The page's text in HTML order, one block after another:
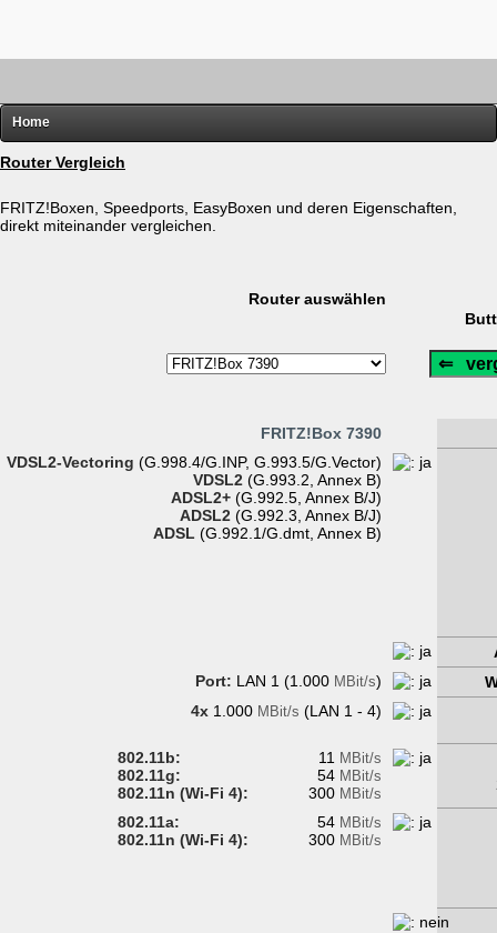
Home
FRITZ!
Hardware
Router Vergleich
FRITZ!Boxen, Speedports, EasyBoxen und deren Eigenschaften,
direkt miteinander vergleichen.
Router auswählen
FRITZ!Box 7390
VDSL2-Vectoring (G.998.4/G.INP, G.993.5/G.Vector)
VDSL2 (G.993.2, Annex B)
ADSL2+ (G.992.5, Annex B/J)
ADSL2 (G.992.3, Annex B/J)
ADSL (G.992.1/G.dmt, Annex B)
Port: LAN 1 (1.000 MBit/s)
4x 1.000 MBit/s (LAN 1 - 4)
802.11b: 11 MBit/s
802.11g: 54 MBit/s
802.11n (Wi-Fi 4): 300 MBit/s
802.11a: 54 MBit/s
802.11n (Wi-Fi 4): 300 MBit/s